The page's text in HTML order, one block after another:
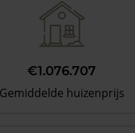
€1.076.707
Gemiddelde huizenprijs